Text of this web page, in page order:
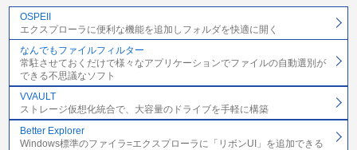
OSPEII
エクスプローラに便利な機能を追加しフォルダを快適に開く
なんでもファイルフィルター
常駐させておくだけで様々なアプリケーションでファイルの自動選別が
できる不思議なソフト
VVAULT
ストレージ仮想化統合で、大容量のドライブを手軽に構築
Better Explorer
Windows標準のファイラ=エクスプローラに「リボンUI」を追加できる